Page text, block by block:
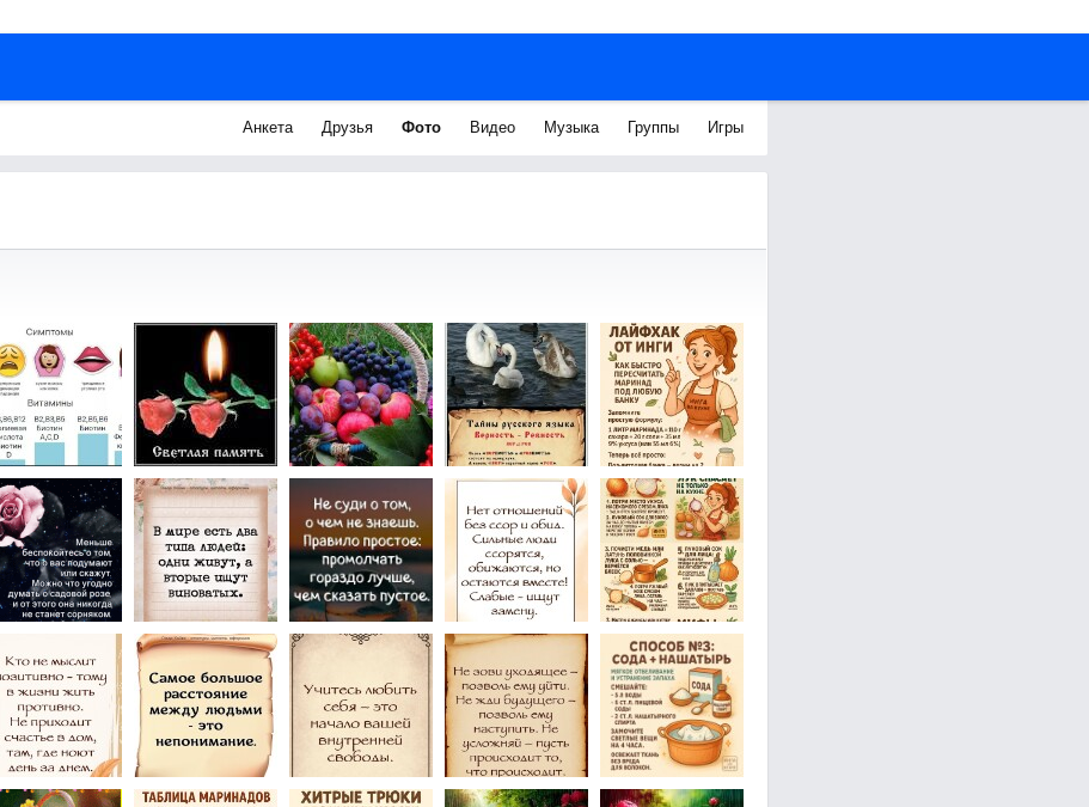
Анкета Друзья Фото Видео Музыка Группы Игры